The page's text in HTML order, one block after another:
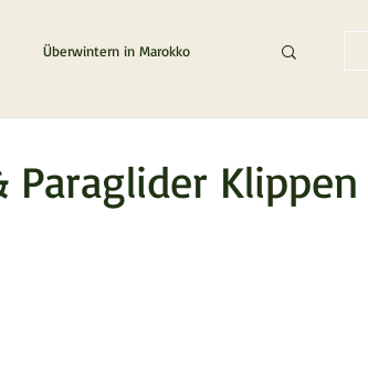
Überwintern in Marokko
Paraglider Klippen